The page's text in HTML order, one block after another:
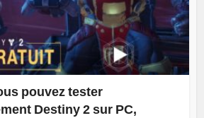
pouvez tester
Destiny 2 sur PC,